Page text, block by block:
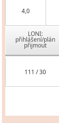
4,0
LONI:
přihlášení/plán
přijmout
111 / 30